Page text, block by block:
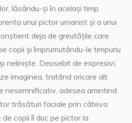
lăsându-și în același timp
unui pictor umanist și a unui
deja de greutățile care
copii și împrumutându-le timpuriu
neliniște. Deosebit de expresivi,
imaginea, tratând oricare alt
nesemnificativ, adesea amintind
trăsături faciale prin câteva
copii îl duc pe pictor la